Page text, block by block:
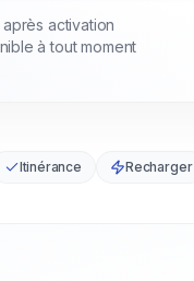
activation
à tout moment
Itinérance Recharger